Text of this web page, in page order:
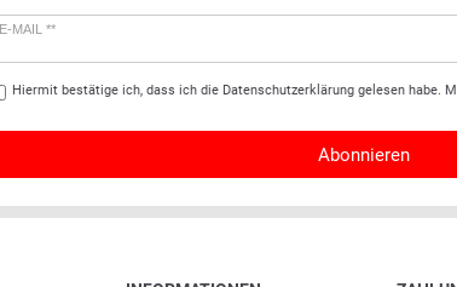
E-MAIL **
Hiermit bestätige ich, dass ich die Daten­schutz­erklärunggelesen habe.
Abonnieren